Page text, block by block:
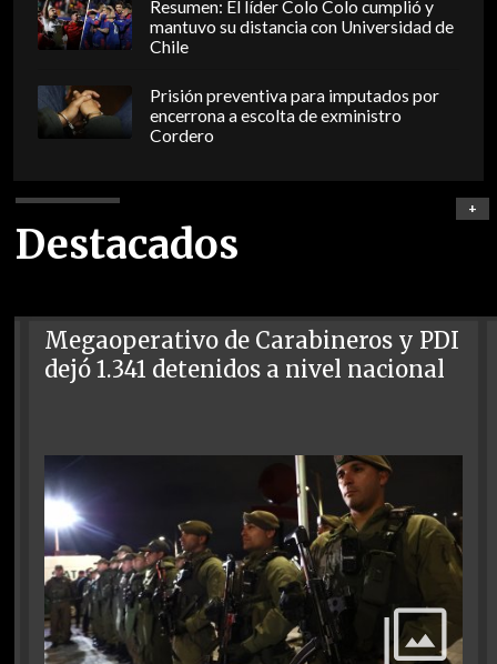
Resumen: El líder Colo Colo cumplió y
mantuvo su distancia con Universidad de
Chile
Prisión preventiva para imputados por
encerrona a escolta de exministro
Cordero
Destacados
+
Megaoperativo de Carabineros y PDI
dejó 1.341 detenidos a nivel nacional